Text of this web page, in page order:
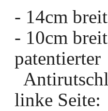
- 14cm
- 10cm
patentierter
linke Seite: